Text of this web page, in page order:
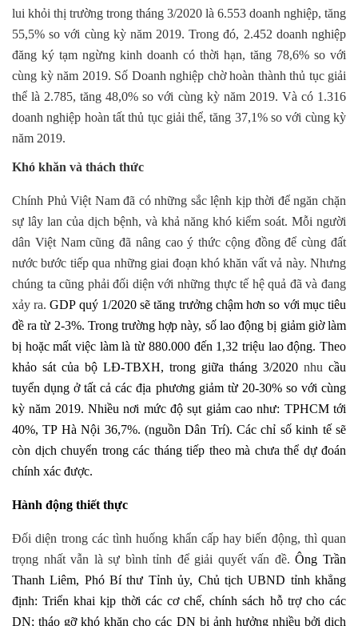
lui khỏi thị trường trong tháng 3/2020 là 6.553 doanh nghiệp, tăng
55,5% so với cùng kỳ năm 2019. Trong đó, 2.452 doanh nghiệp
đăng ký tạm ngừng kinh doanh có thời hạn, tăng 78,6% so với
cùng kỳ năm 2019. Số Doanh nghiệp chờ hoàn thành thủ tục giải
thể là 2.785, tăng 48,0% so với cùng kỳ năm 2019. Và có 1.316
doanh nghiệp hoàn tất thủ tục giải thể, tăng 37,1% so với cùng kỳ
năm 2019.
Khó khăn và thách thức
Chính Phủ Việt Nam đã có những sắc lệnh kịp thời để ngăn chặn
sự lây lan của dịch bệnh, và khả năng khó kiểm soát. Mỗi người
dân Việt Nam cũng đã nâng cao ý thức cộng đồng để cùng đất
nước bước tiếp qua những giai đoạn khó khăn vất vả này. Nhưng
chúng ta cũng phải đối diện với những thực tế hệ quả đã và đang
xảy ra.GDP quý 1/2020 sẽ tăng trưởng chậm hơn so với mục tiêu
đề ra từ 2-3%. Trong trường hợp này, số lao động bị giảm giờ làm
bị hoặc mất việc làm là từ 880.000 đến 1,32 triệu lao động. Theo
khảo sát của bộ LĐ-TBXH, trong giữa tháng 3/2020 nhu cầu
tuyển dụng ở tất cả các địa phương giảm từ 20-30% so với cùng
kỳ năm 2019. Nhiều nơi mức độ sụt giảm cao như: TPHCM tới
40%, TP Hà Nội 36,7%. (nguồn Dân Trí). Các chỉ số kinh tế sẽ
còn dịch chuyển trong các tháng tiếp theo mà chưa thể dự đoán
chính xác được.
Hành động thiết thực
Đối diện trong các tình huống khẩn cấp hay biến động, thì quan
trọng nhất vẫn là sự bình tỉnh để giải quyết vấn đề.Ông Trần
Thanh Liêm, Phó Bí thư Tỉnh ủy, Chủ tịch UBND tỉnh khẳng
định: Triển khai kịp thời các cơ chế, chính sách hỗ trợ cho các
DN; tháo gỡ khó khăn cho các DN bị ảnh hưởng nhiều bởi dịch